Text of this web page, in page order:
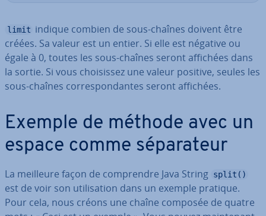
limit indique combien de sous-chaînes doivent être
créées. Sa valeur est un entier. Si elle est négative ou
égale à 0, toutes les sous-chaînes seront affichées dans
la sortie. Si vous choi­sis­sez une valeur positive, seules les
sous-chaînes cor­res­pon­dantes seront affichées.
Exemple de méthode avec un
espace comme sé­pa­ra­teur
La meilleure façon de com­prendre Java String split()
est de voir son uti­li­sa­tion dans un exemple pratique.
Pour cela, nous créons une chaîne composée de quatre